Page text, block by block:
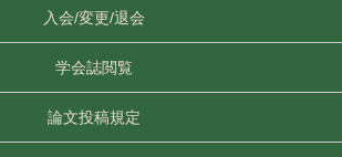
入会/変更/退会
学会誌閲覧
論文投稿規定